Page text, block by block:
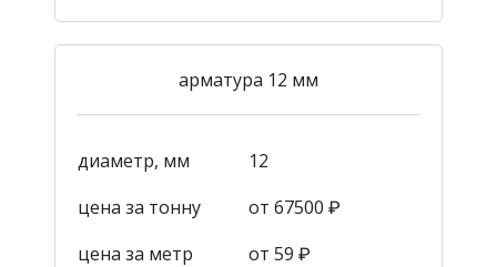
арматура 12 мм
диаметр, мм
12
цена за тонну
от 67500 ₽
цена за метр
от 59 ₽